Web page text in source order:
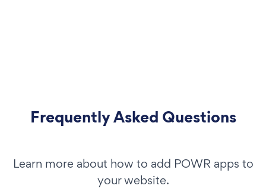
Frequently Asked Questions
Learn more about how to add POWR apps to
your website.